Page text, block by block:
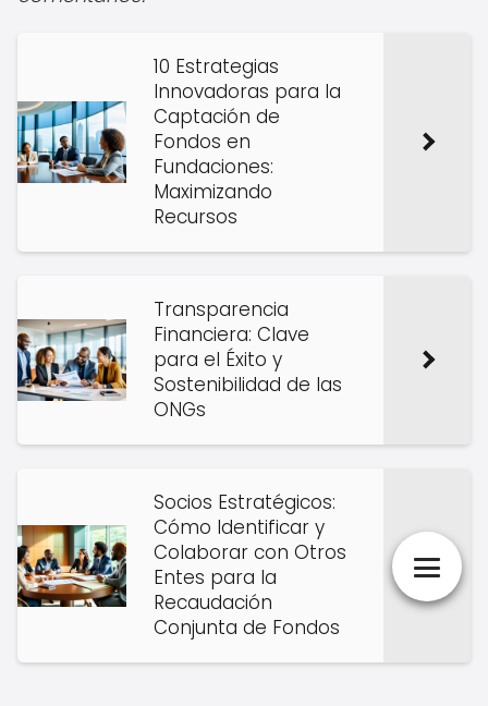
10 Estrategias
Innovadoras para la
Captación de
Fondos en
Fundaciones:
Maximizando
Recursos
Transparencia
Financiera: Clave
para el Éxito y
Sostenibilidad de las
ONGs
Socios Estratégicos:
Cómo Identificar y
Colaborar con Otros
Entes para la
Recaudación
Conjunta de Fondos